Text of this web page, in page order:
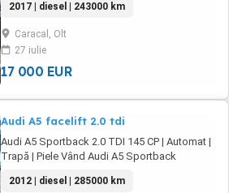
automata funcționează impecabil schimb cu
auto mă scumpe decât a mea ofer diferența
2017 | diesel | 243000 km
Caracal, Olt
27 iulie
17 000 EUR
Audi A5 facelift 2.0 tdi
Audi A5 Sportback 2.0 TDI 145 CP | Automat |
Trapă | Piele Vând Audi A5 Sportback
CP, cutie automată, 285.000 km în creștere
2012 | diesel | 285000 km